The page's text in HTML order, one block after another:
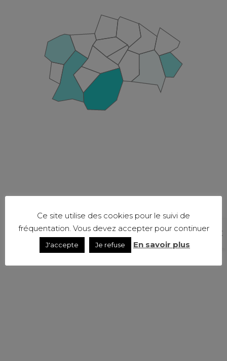
Ce site utilise des cookies pour le suivi de
fréquentation. Vous devez accepter pour continuer
J'accepte Je refuse En savoir plus